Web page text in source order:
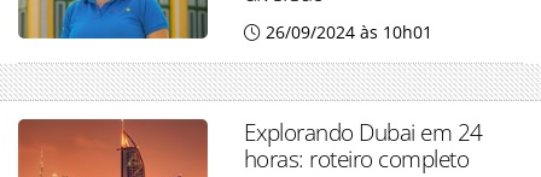
26/09/2024 às 10h01
Explorando Dubai em 24
horas: roteiro completo